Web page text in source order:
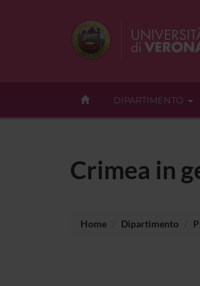
DIPARTIMENTO
Crimea in
Home Dipartimento